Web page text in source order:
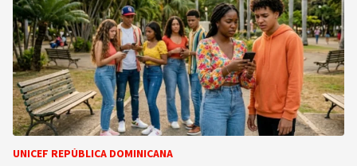
UNICEF REPÚBLICA DOMINICANA